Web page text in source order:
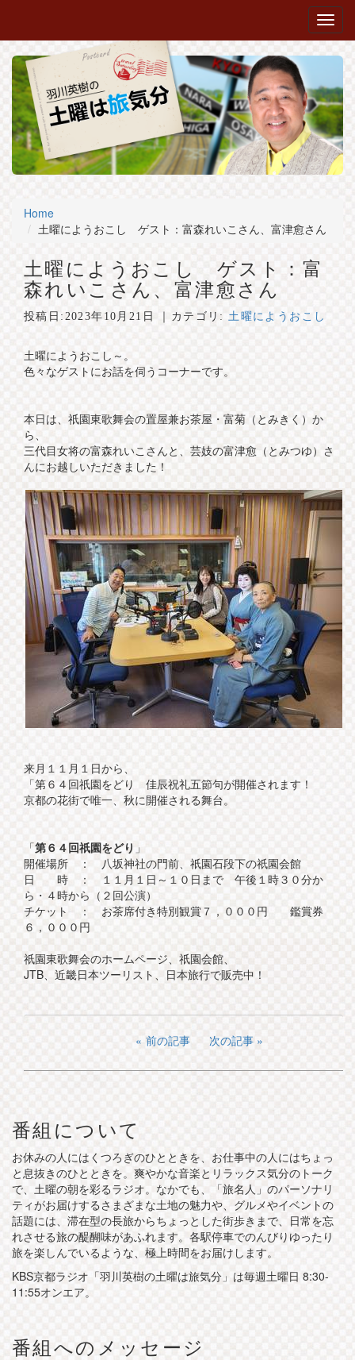
Home
土曜にようおこし ゲスト：富森れいこさん、富津愈さん
土曜にようおこし ゲスト：富
森れいこさん、富津愈さん
投稿日: 2023年10月21日 ｜カテゴリ:土曜にようおこし
土曜にようおこし～。
色々なゲストにお話を伺うコーナーです。
本日は、祇園東歌舞会の置屋兼お茶屋・富菊（とみきく）か
ら、
三代目女将の富森れいこさんと、芸妓の富津愈（とみつゆ）さ
んにお越しいただきました！
来月１１月１日から、
「第６４回祇園をどり 佳辰祝礼五節句が開催されます！
京都の花街で唯一、秋に開催される舞台。
「第６４回祇園をどり 」
開催場所 ： 八坂神社の門前、祇園石段下の祇園会館
日 時 ： １１月１日～１０日まで 午後１時３０分か
ら・４時から（２回公演）
チケット ： お茶席付き特別観賞７，０００円 鑑賞券
６，０００円
祇園東歌舞会のホームページ、祇園会館、
JTB、近畿日本ツーリスト、日本旅行で販売中！
前の記事 次の記事
番組について
お休みの人にはくつろぎのひとときを、お仕事中の人にはちょっ
と息抜きのひとときを。爽やかな音楽とリラックス気分のトーク
で、土曜の朝を彩るラジオ。なかでも、「旅名人」のパーソナリ
ティがお届けするさまざまな土地の魅力や、グルメやイベントの
話題には、滞在型の長旅からちょっとした街歩きまで、日常を忘
れさせる旅の醍醐味があふれます。各駅停車でのんびりゆったり
旅を楽しんでいるような、極上時間をお届けします。
KBS京都ラジオ「羽川英樹の土曜は旅気分」は毎週土曜日 8:30-
11:55オンエア。
番組へのメッセージ